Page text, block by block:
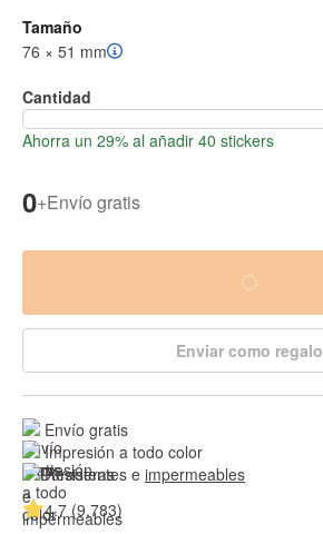
Tamaño
76 × 51 mm
Cantidad
Ahorra un 29% al añadir 40 stickers
0+Envío gratis
Enviar como regalo
Envío gratis
Impresión a todo color
Resistentes e impermeables
4.7 (9,783)